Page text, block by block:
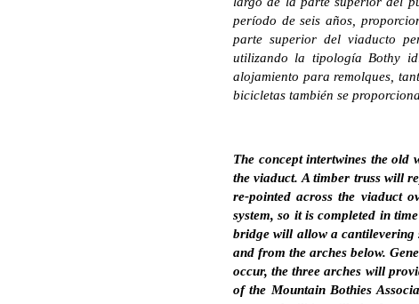
período de seis años,
parte superior del viaducto
utilizando la tipología Bothy
alojamiento para remolques,
bicicletas también se
The concept intertwines the old
the viaduct. A timber truss will
re-pointed across the viaduct
system, so it is completed in
bridge will allow a cantilevering
and from the arches below.
occur, the three arches will
of the Mountain Bothies